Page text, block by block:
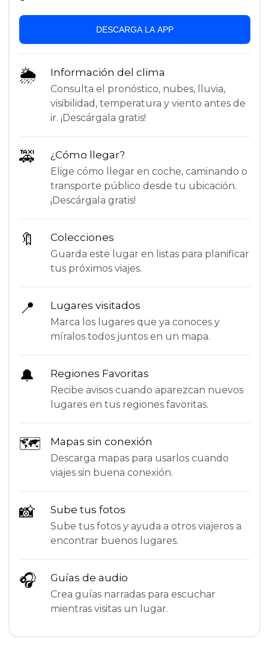
DESCARGA LA APP
🌦 Información del clima
Consulta el pronóstico, nubes, lluvia,
visibilidad, temperatura y viento antes de
ir. ¡Descárgala gratis!
🚕 ¿Cómo llegar?
Elige cómo llegar en coche, caminando o
transporte público desde tu ubicación.
¡Descárgala gratis!
🔖 Colecciones
Guarda este lugar en listas para planificar
tus próximos viajes.
📍 Lugares visitados
Marca los lugares que ya conoces y
míralos todos juntos en un mapa.
🔔 Regiones Favoritas
Recibe avisos cuando aparezcan nuevos
lugares en tus regiones favoritas.
🗺 Mapas sin conexión
Descarga mapas para usarlos cuando
viajes sin buena conexión.
📸 Sube tus fotos
Sube tus fotos y ayuda a otros viajeros a
encontrar buenos lugares.
🎧 Guías de audio
Crea guías narradas para escuchar
mientras visitas un lugar.